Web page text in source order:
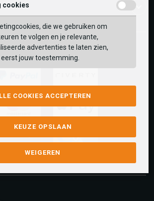
riverty
vvv-
giftcard
cookies
die we gebruiken om
te volgen en je relevante,
advertenties te laten zien,
jouw toestemming.
COOKIES ACCEPTEREN
KEUZE OPSLAAN
WEIGEREN